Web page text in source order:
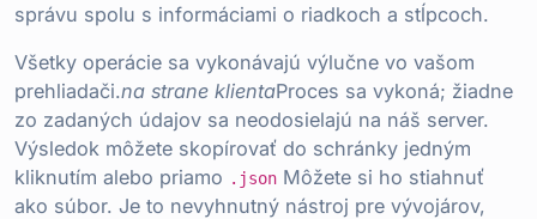
správu spolu s informáciami o riadkoch a stĺpcoch.
Všetky operácie sa vykonávajú výlučne vo vašom
prehliadači.na strane klientaProces sa vykoná; žiadne
zo zadaných údajov sa neodosielajú na náš server.
Výsledok môžete skopírovať do schránky jedným
kliknutím alebo priamo .json Môžete si ho stiahnuť
ako súbor. Je to nevyhnutný nástroj pre vývojárov,